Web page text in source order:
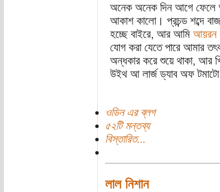
অনেক অনেক দিন আগে ফেলে
আকাশ কালো। প্রচন্ড শব্দে বাজ
হচ্ছে বাইরে, আর আমি আয়রন
যোগ করা যেতে পারে আমার
অন্ধকার করে শুয়ে থাকা, আর
উইথ আ লার্জ ড্যাব অফ
ওডিন এর ব্লগ
৫২টি মন্তব্য
বিস্তারিত...
লাল নিশান